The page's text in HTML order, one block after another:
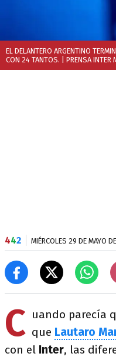
EL DELANTERO ARGENTINO
CON 24 TANTOS.
| PRENSA INTER
442 MIÉRCOLES 29 DE MAYO
C uando parecía
que Lautaro
con el Inter, las